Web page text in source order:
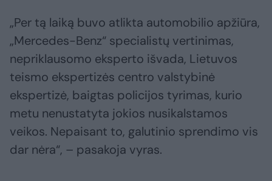
„Per tą laiką buvo atlikta automobilio apžiūra,
„Mercedes-Benz“ specialistų vertinimas,
nepriklausomo eksperto išvada, Lietuvos
teismo ekspertizės centro valstybinė
ekspertizė, baigtas policijos tyrimas, kurio
metu nenustatyta jokios nusikalstamos
veikos. Nepaisant to, galutinio sprendimo vis
dar nėra“, – pasakoja vyras.